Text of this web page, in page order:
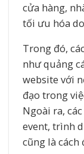
cửa hàng,
tối ưu hóa
Trong đó,
như quảng
website với
đạo trong
Ngoài ra,
event, trình
cũng là